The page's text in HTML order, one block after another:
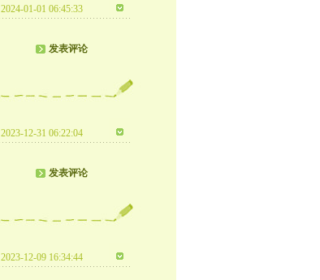
2024-01-01 06:45:33
发表评论
2023-12-31 06:22:04
发表评论
2023-12-09 16:34:44